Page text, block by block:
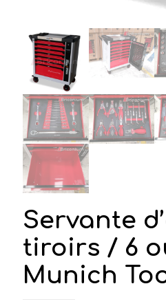
Servante
tiroirs / 6
Munich